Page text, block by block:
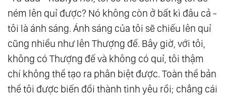
ném lên quỉ được? Nó không còn ở bất kì đâu cả -
tôi là ánh sáng. Ánh sáng của tôi sẽ chiếu lên quỉ
cũng nhiều như lên Thượng đế. Bây giờ, với tôi,
không có Thượng đế và không có quỉ, tôi thậm
chí không thể tạo ra phân biệt được. Toàn thể bản
thể tôi được biến đổi thành tình yêu rồi; chẳng cái